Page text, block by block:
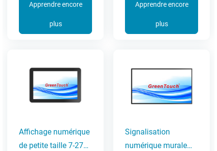
Apprendre encore
plus
Apprendre encore
plus
Affichage numérique
de petite taille 7-27
Signalisation
numérique murale